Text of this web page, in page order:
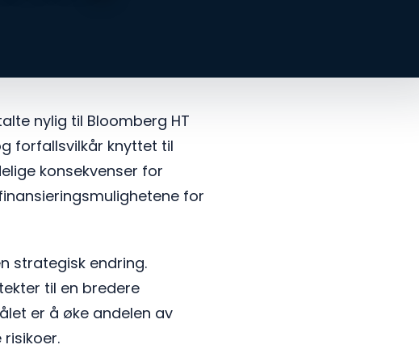
nylig til Bloomberg HT
forfallsvilkår knyttet til
konsekvenser for
for
strategisk endring.
til en bredere
er å øke andelen av